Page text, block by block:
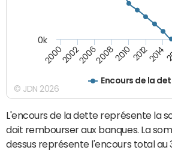
Encours de la
20002002200620082010 20122014
0k
© JDN 2026
L'encours de la dette représente la
doit rembourser aux banques. La
dessus représente l'encours total au